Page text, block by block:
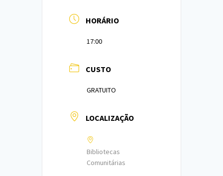
HORÁRIO
17:00
CUSTO
GRATUITO
LOCALIZAÇÃO
Bibliotecas
Comunitárias